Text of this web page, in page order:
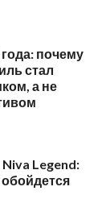
почему
стал
а не
Legend: